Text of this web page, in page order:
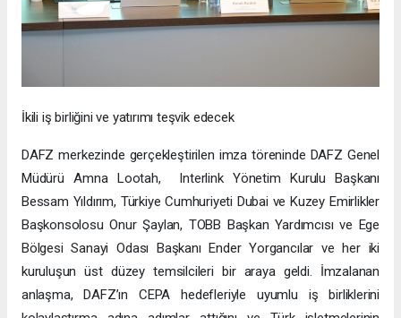
İkili iş birliğini ve yatırımı teşvik edecek
DAFZ merkezinde gerçekleştirilen imza töreninde DAFZ Genel
Müdürü Amna Lootah, Interlink Yönetim Kurulu Başkanı
Bessam Yıldırım, Türkiye Cumhuriyeti Dubai ve Kuzey Emirlikler
Başkonsolosu Onur Şaylan, TOBB Başkan Yardımcısı ve Ege
Bölgesi Sanayi Odası Başkanı Ender Yorgancılar ve her iki
kuruluşun üst düzey temsilcileri bir araya geldi. İmzalanan
anlaşma, DAFZ’ın CEPA hedefleriyle uyumlu iş birliklerini